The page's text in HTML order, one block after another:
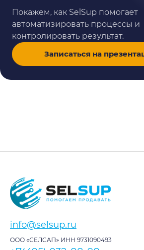
Покажем, как SelSup помогает
автоматизировать процессы и
контролировать результат.
Записаться на
info@selsup.ru
ООО «СЕЛСАП» ИНН 9731090493